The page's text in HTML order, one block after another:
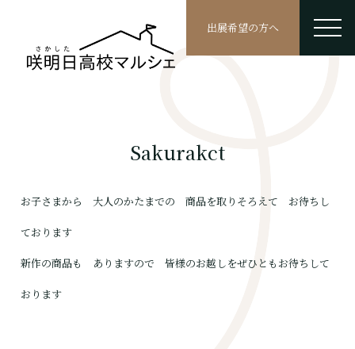
出展希望の方へ
Sakurakct
お子さまから 大人のかたまでの 商品を取りそろえて お待ちし
ております
新作の商品も ありますので 皆様のお越しをぜひともお待ちして
おります